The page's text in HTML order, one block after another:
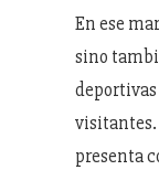
En ese
sino
visitantes.
presenta